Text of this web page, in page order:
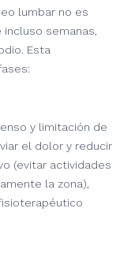
lumbar no es
semanas,
Esta
y limitación de
el dolor y reducir
(evitar actividades
la zona),